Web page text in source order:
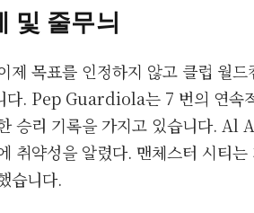
및 줄무늬
제 목표를 인정하지 않고 클럽 월
다. Pep Guardiola는 7 번의 연속
승리 기록을 가지고 있습니다. Al
취약성을 알렸다. 맨체스터 시티
습니다.